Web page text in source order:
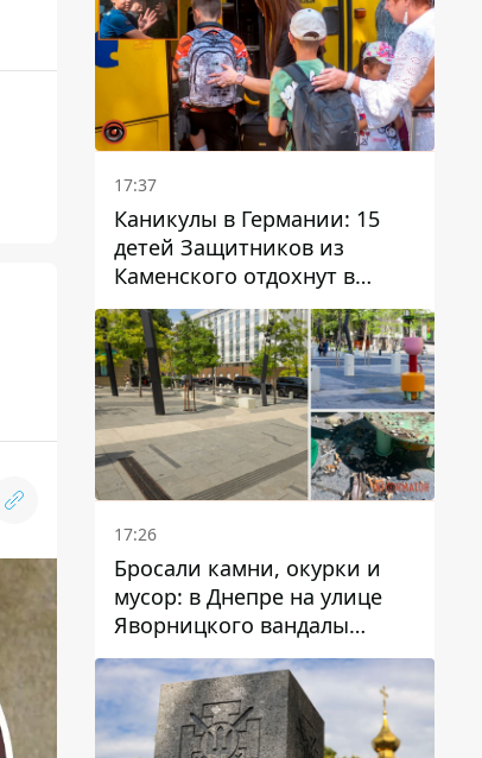
17:37
Каникулы в Германии: 15
детей Защитников из
Каменского отдохнут в
Вуппертале
17:26
Бросали камни, окурки и
мусор: в Днепре на улице
Яворницкого вандалы
повредили питьевые
фонтаны